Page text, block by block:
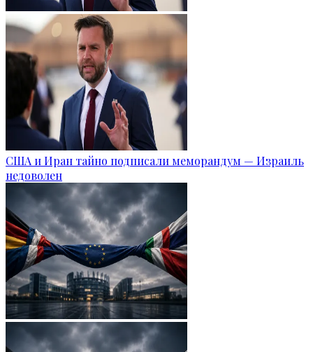
США и Иран тайно подписали меморандум — Израиль
недоволен